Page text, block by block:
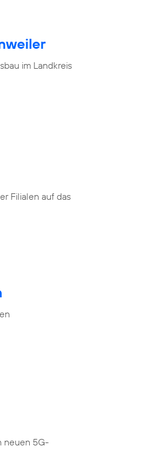
im Landkreis
Filialen auf das
neuen 5G-